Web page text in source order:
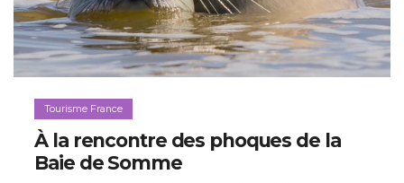
Tourisme France
À la rencontre des phoques de la
Baie de Somme